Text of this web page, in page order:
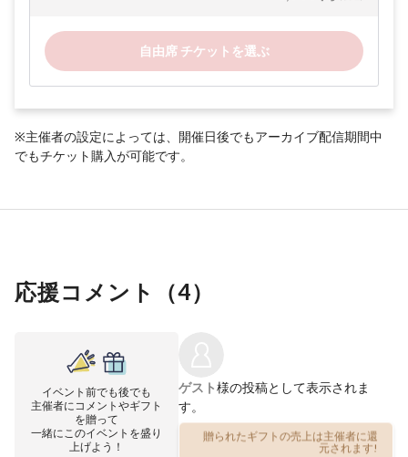
自由席 チケットを選ぶ
※主催者の設定によっては、開催日後でもアーカイブ配信期間中
でもチケット購入が可能です。
応援コメント（4）
イベント前でも後でも
主催者にコメントやギフト
を贈って
一緒にこのイベントを盛り
上げよう！
ゲスト様の投稿として表示されま
す。
贈られたギフトの売上は主催者に還
元されます!